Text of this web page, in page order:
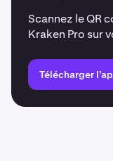
Scannez le QR
Kraken Pro sur
Télécharger